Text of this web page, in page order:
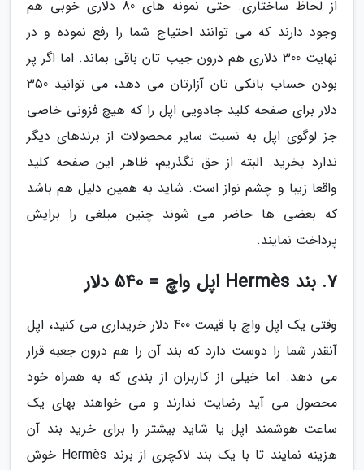
از لحاظ ساختاری. حتی نمونه های 80 دلاری خوبی هم
وجود دارند که می توانند احتیاج شما را رفع نموده و در
نهایت 300 دلاری هم درون جیب تان باقی بماند. اما اگر پر
بودن حساب بانکی تان آزارتان می دهد، می توانید 350
دلار برای صفحه کلید جادویی اپل را که هیچ فزونی خاصی
جز لوگوی اپل به نسبت سایر محصولات از برندهای دیگر
ندارد بخرید. البته از حق نگذریم، ظاهر این صفحه کلید
واقعا زیبا و چشم نواز است. شاید به همین دلیل هم باشد
که بعضی ها حاضر می شوند چنین مبلغی را برایش
پرداخت نمایند.
7. بند Hermès اپل واچ = 540 دلار
وقتی یک اپل واچ با قیمت 400 دلار خریداری می کنید، اپل
آنقدر شما را دوست دارد که بند آن را هم درون جعبه قرار
می دهد. اما خیلی از کاربران از بندی که به همراه خود
محصول می آید رضایت ندارند و می خواهند بهای یک
ساعت هوشمند اپل یا شاید بیشتر را برای خرید بند آن
هزینه نمایند تا با یک بند لاکچری از برند Hermès خوش